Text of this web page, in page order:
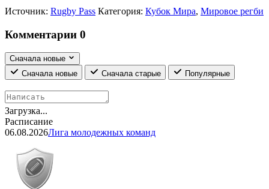
Источник: Rugby Pass Категория: Кубок Мира, Мировое регби
Комментарии 0
Сначала новые
Сначала новые
Сначала старые Популярные
Загрузка...
Расписание
06.08.2026Лига молодежных команд